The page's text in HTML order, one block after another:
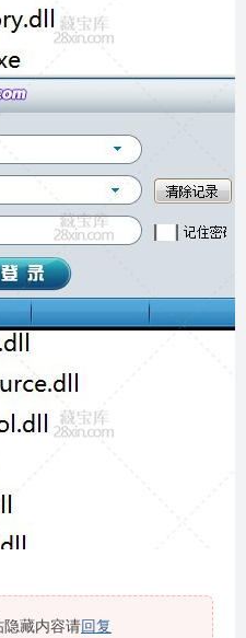
隐藏内容请回复